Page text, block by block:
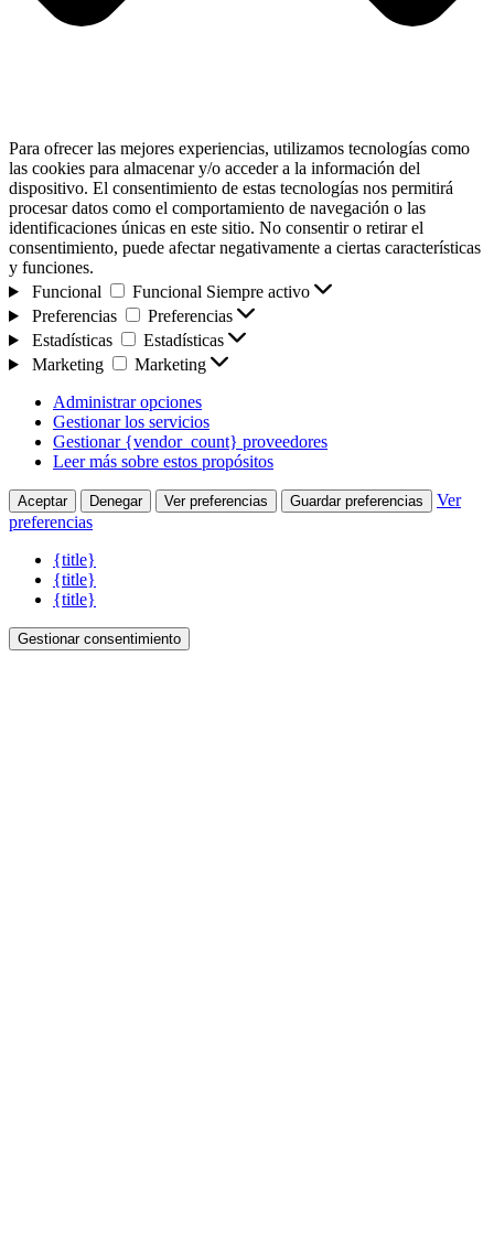
Para ofrecer las mejores experiencias, utilizamos tecnologías como
las cookies para almacenar y/o acceder a la información del
dispositivo. El consentimiento de estas tecnologías nos permitirá
procesar datos como el comportamiento de navegación o las
identificaciones únicas en este sitio. No consentir o retirar el
consentimiento, puede afectar negativamente a ciertas características
y funciones.
Funcional
Funcional Siempre activo
Preferencias
Preferencias
Estadísticas
Estadísticas
Marketing
Marketing
Administrar opciones
Gestionar los servicios
Gestionar {vendor_count} proveedores
Leer más sobre estos propósitos
Aceptar Denegar Ver preferencias Guardar preferencias
Ver
preferencias
{title}
{title}
{title}
Gestionar consentimiento